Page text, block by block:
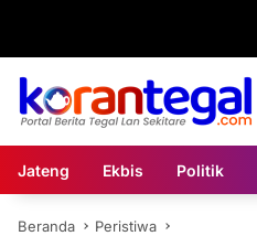
Jateng Ekbis Politik
Beranda Peristiwa